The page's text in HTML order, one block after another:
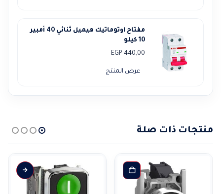
مفتاح اوتوماتيك هيميل ثنائي 40 أمبير
10 كيلو
440,00
EGP
عرض المنتج
منتجات ذات صلة